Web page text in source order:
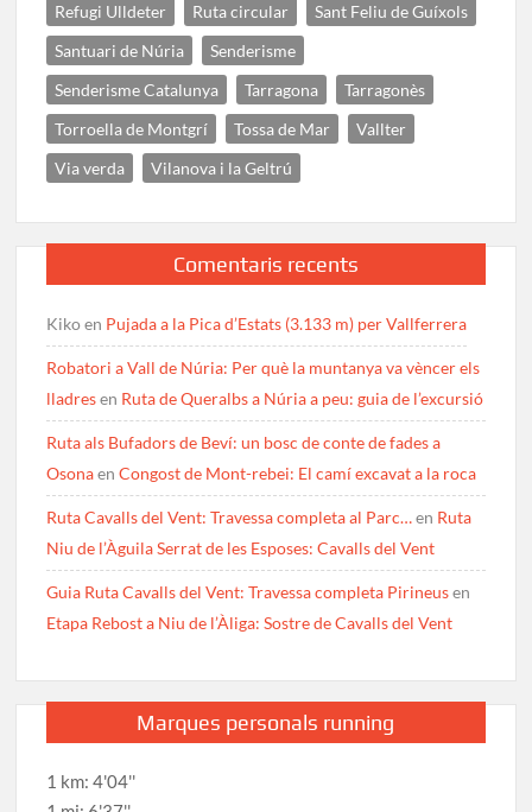
Refugi Ulldeter
Ruta circular
Sant Feliu de Guíxols
Santuari de Núria
Senderisme
Senderisme Catalunya
Tarragona
Tarragonès
Torroella de Montgrí
Tossa de Mar
Vallter
Via verda
Vilanova i la Geltrú
Comentaris recents
Kikoen Pujada a la Pica d’Estats (3.133 m) per Vallferrera
Robatori a Vall de Núria: Per què la muntanya va vèncer els
lladresen Ruta de Queralbs a Núria a peu: guia de l’excursió
Ruta als Bufadors de Beví: un bosc de conte de fades a
OsonaenCongost de Mont-rebei: El camí excavat a la roca
Ruta Cavalls del Vent: Travessa completa al Parc…en Ruta
Niu de l’Àguila Serrat de les Esposes: Cavalls del Vent
Guia Ruta Cavalls del Vent: Travessa completa Pirineusen
Etapa Rebost a Niu de l’Àliga: Sostre de Cavalls del Vent
Marques personals running
1 km: 4'04''